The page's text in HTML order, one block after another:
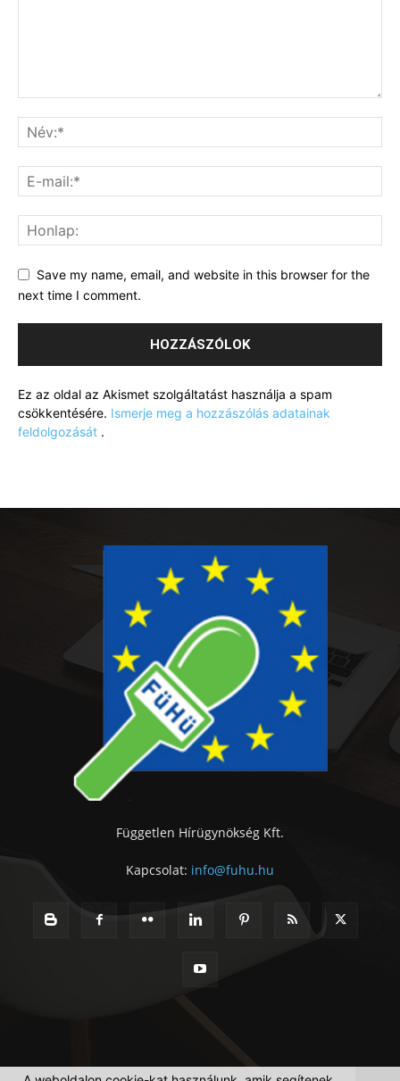
Save my name, email, and website in this browser for the
next time I comment.
Ez az oldal az Akismet szolgáltatást használja a spam
csökkentésére. Ismerje meg a hozzászólás adatainak
feldolgozását .
Független Hírügynökség Kft.
Kapcsolat: info@fuhu.hu